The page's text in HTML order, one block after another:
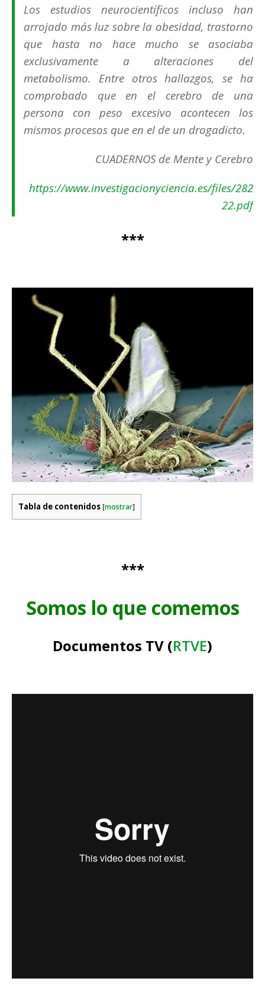
Los estudios neurocientíficos incluso han
arrojado más luz sobre la obesidad, trastorno
que hasta no hace mucho se asociaba
exclusivamente a alteraciones del
metabolismo. Entre otros hallazgos, se ha
comprobado que en el cerebro de una
persona con peso excesivo acontecen los
mismos procesos que en el de un drogadicto.
CUADERNOS de Mente y Cerebro
https://www.investigacionyciencia.es/files/282
22.pdf
***
Tabla de contenidos [mostrar]
***
Somos lo que comemos
Documentos TV (RTVE)